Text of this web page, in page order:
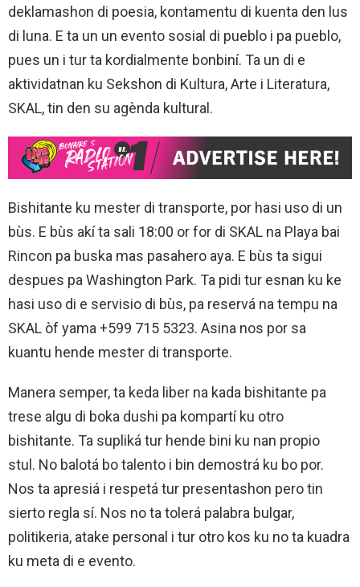
deklamashon di poesia, kontamentu di kuenta den lus
di luna. E ta un un evento sosial di pueblo i pa pueblo,
pues un i tur ta kordialmente bonbiní. Ta un di e
aktividatnan ku Sekshon di Kultura, Arte i Literatura,
SKAL, tin den su agènda kultural.
Bishitante ku mester di transporte, por hasi uso di un
bùs. E bùs akí ta sali 18:00 or for di SKAL na Playa bai
Rincon pa buska mas pasahero aya. E bùs ta sigui
despues pa Washington Park. Ta pidi tur esnan ku ke
hasi uso di e servisio di bùs, pa reservá na tempu na
SKAL òf yama +599 715 5323. Asina nos por sa
kuantu hende mester di transporte.
Manera semper, ta keda liber na kada bishitante pa
trese algu di boka dushi pa kompartí ku otro
bishitante. Ta supliká tur hende bini ku nan propio
stul. No balotá bo talento i bin demostrá ku bo por.
Nos ta apresiá i respetá tur presentashon pero tin
sierto regla sí. Nos no ta tolerá palabra bulgar,
politikeria, atake personal i tur otro kos ku no ta kuadra
ku meta di e evento.